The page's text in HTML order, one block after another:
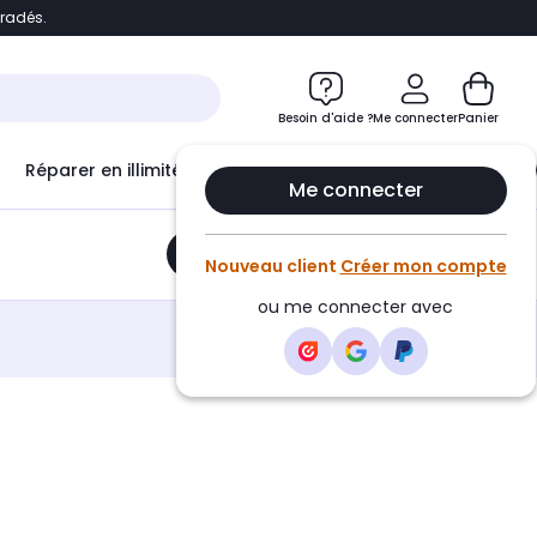
Accéder directement au chatbot
Besoin d'aide ?Me connecter
Me connecter
Nouveau client Créer mon compte
ou me connecter avec
Panier
Réparer en illimité avec Le Club Infinity
Ajouter au panier